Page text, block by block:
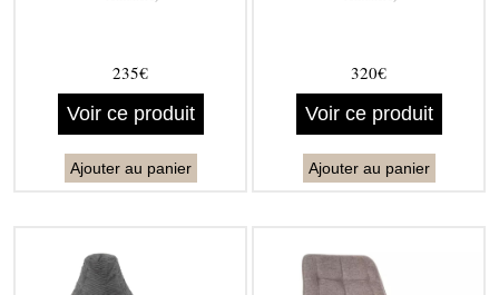
235€
Voir ce produit
Ajouter au panier
320€
Voir ce produit
Ajouter au panier